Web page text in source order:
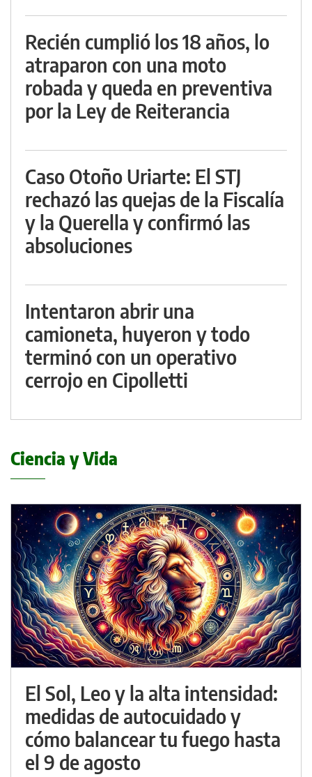
Recién cumplió los 18 años, lo
atraparon con una moto
robada y queda en preventiva
por la Ley de Reiterancia
Caso Otoño Uriarte: El STJ
rechazó las quejas de la Fiscalía
y la Querella y confirmó las
absoluciones
Intentaron abrir una
camioneta, huyeron y todo
terminó con un operativo
cerrojo en Cipolletti
Ciencia y Vida
El Sol, Leo y la alta intensidad:
medidas de autocuidado y
cómo balancear tu fuego hasta
el 9 de agosto